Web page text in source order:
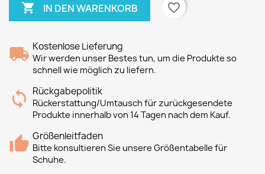
 IN DEN WARENKORB favorite_border
Kostenlose Lieferung
Wir werden unser Bestes tun, um die Produkte so
schnell wie möglich zu liefern.
Rückgabepolitik
Rückerstattung/Umtausch für zurückgesendete
Produkte innerhalb von 14 Tagen nach dem Kauf.
Größenleitfaden
Bitte konsultieren Sie unsere Größentabelle für
Schuhe.